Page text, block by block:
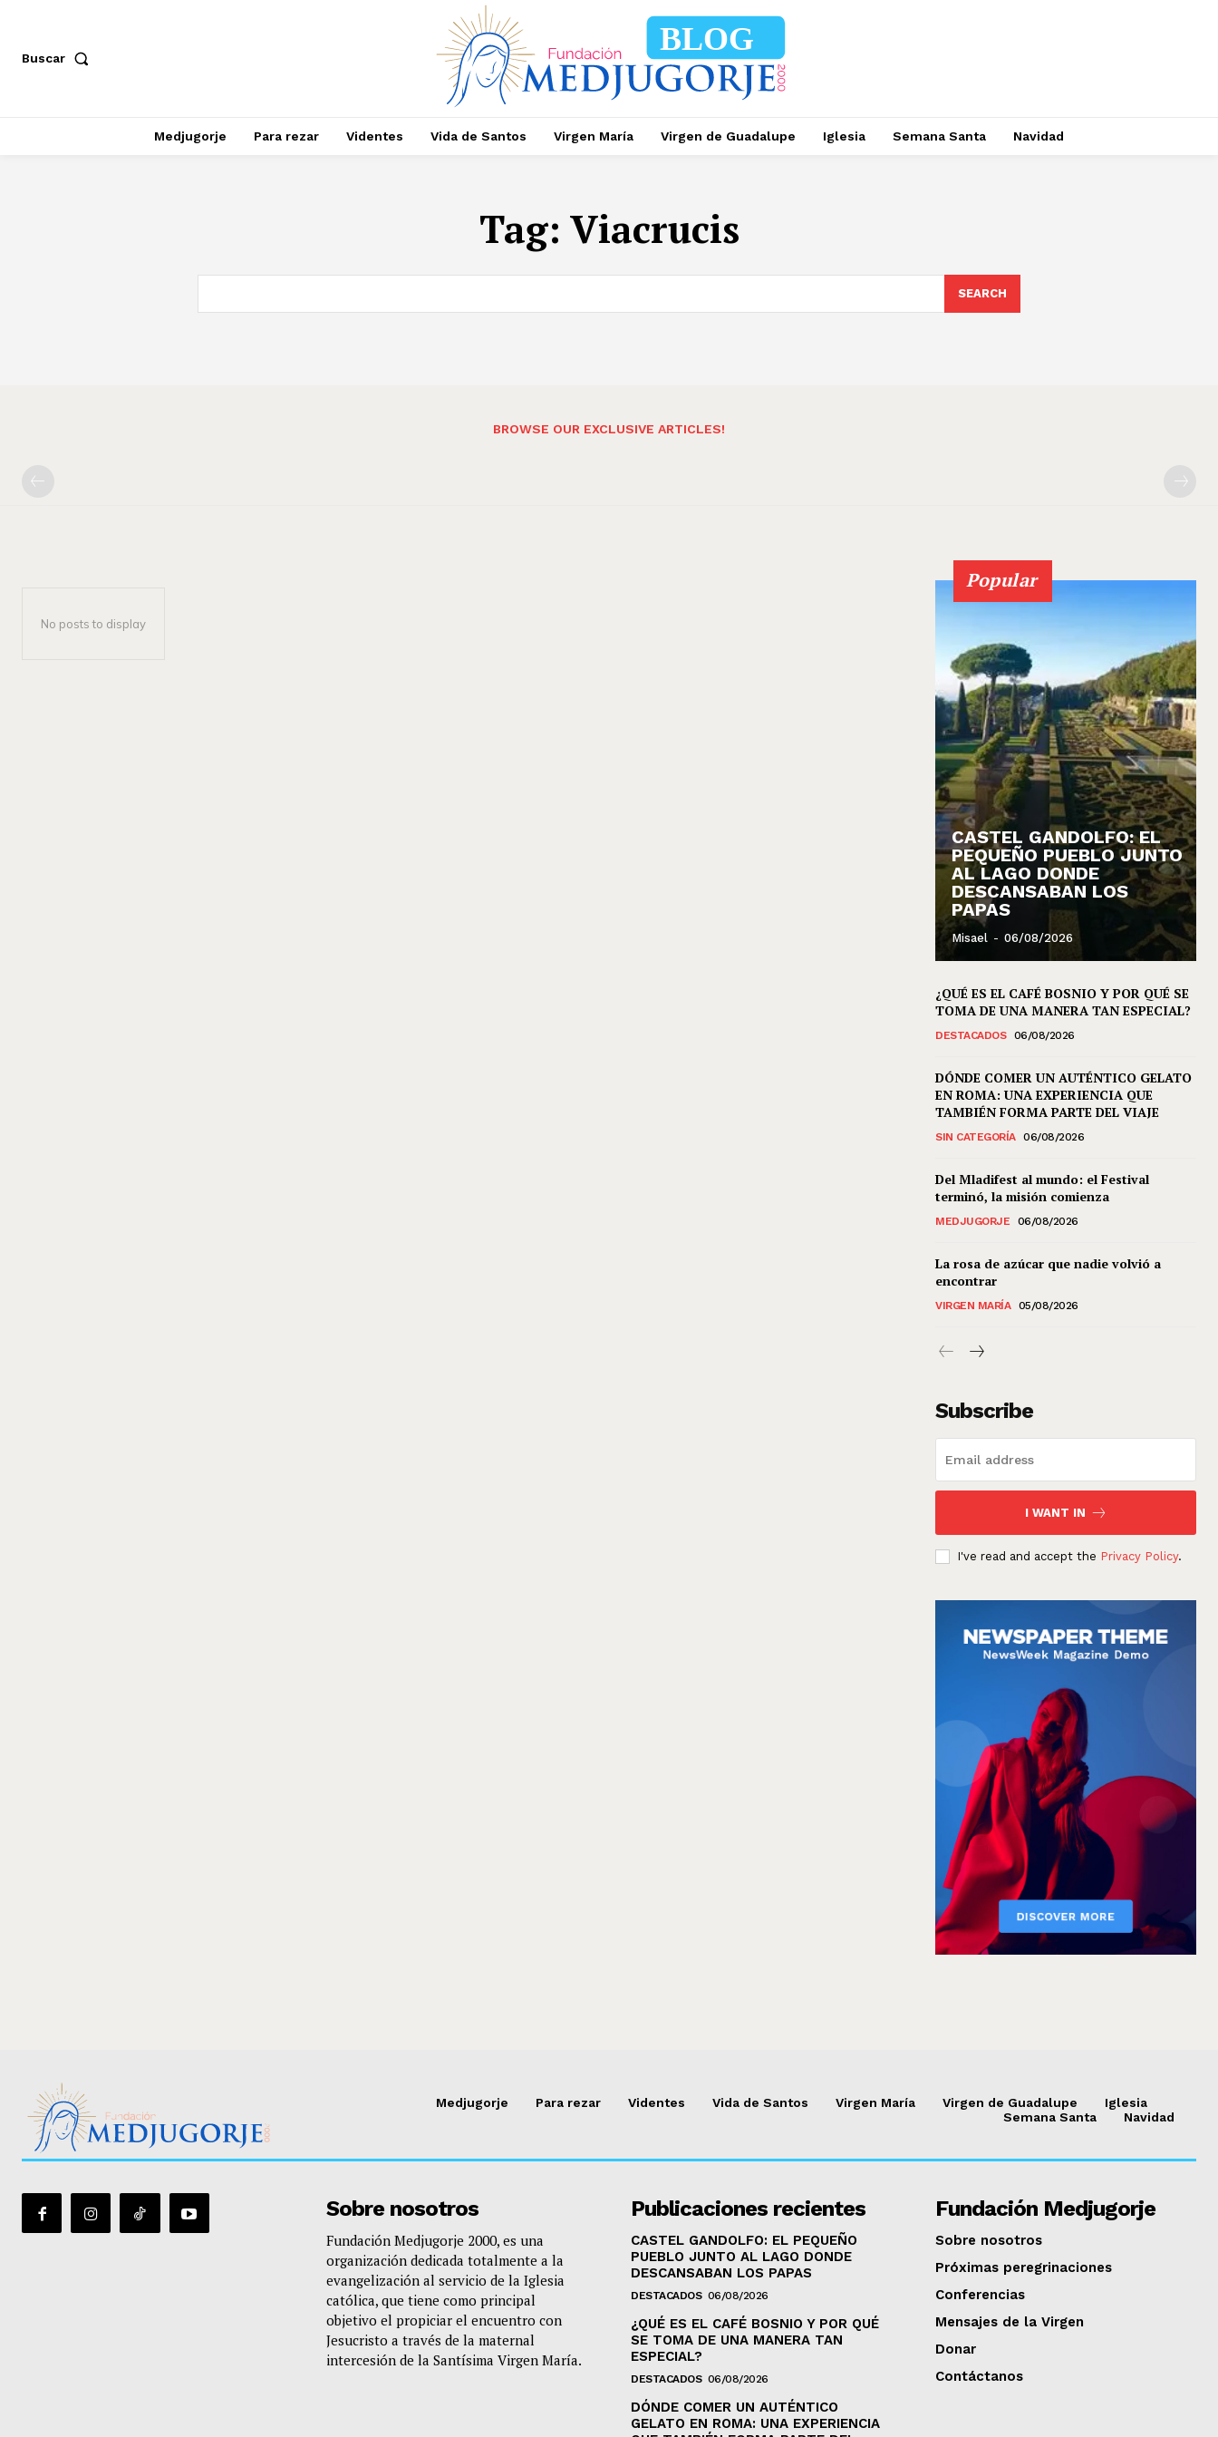
Buscar
BLOG
Medjugorje Para rezar Videntes Vida de Santos Virgen María Virgen de Guadalupe Iglesia Semana Santa Navidad
Tag: Viacrucis
SEARCH
BROWSE OUR EXCLUSIVE ARTICLES!
No posts to display
Popular
CASTEL GANDOLFO: EL
PEQUEÑO PUEBLO JUNTO
AL LAGO DONDE
DESCANSABAN LOS
PAPAS
Misael - 06/08/2026
¿QUÉ ES EL CAFÉ BOSNIO Y POR QUÉ SE
TOMA DE UNA MANERA TAN ESPECIAL?
DESTACADOS 06/08/2026
DÓNDE COMER UN AUTÉNTICO GELATO
EN ROMA: UNA EXPERIENCIA QUE
TAMBIÉN FORMA PARTE DEL VIAJE
SIN CATEGORÍA 06/08/2026
Del Mladifest al mundo: el Festival
terminó, la misión comienza
MEDJUGORJE 06/08/2026
La rosa de azúcar que nadie volvió a
encontrar
VIRGEN MARÍA 05/08/2026
Subscribe
I WANT IN
I've read and accept the Privacy Policy.
Medjugorje Para rezar Videntes Vida de Santos Virgen María Virgen de Guadalupe
Iglesia
Semana Santa
Navidad
Sobre nosotros
Fundación Medjugorje 2000, es una
organización dedicada totalmente a la
evangelización al servicio de la Iglesia
católica, que tiene como principal
objetivo el propiciar el encuentro con
Jesucristo a través de la maternal
intercesión de la Santísima Virgen María.
Publicaciones recientes
CASTEL GANDOLFO: EL PEQUEÑO
PUEBLO JUNTO AL LAGO DONDE
DESCANSABAN LOS PAPAS
DESTACADOS 06/08/2026
¿QUÉ ES EL CAFÉ BOSNIO Y POR QUÉ
SE TOMA DE UNA MANERA TAN
ESPECIAL?
DESTACADOS 06/08/2026
DÓNDE COMER UN AUTÉNTICO
GELATO EN ROMA: UNA EXPERIENCIA
Fundación Medjugorje
Sobre nosotros
Próximas peregrinaciones
Conferencias
Mensajes de la Virgen
Donar
Contáctanos